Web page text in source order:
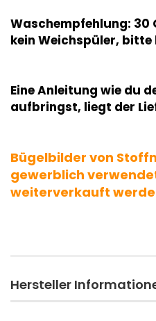
Waschempfehlung: 30
kein Weichspüler, bitte
Eine Anleitung wie du
aufbringst, liegt der
Bügelbilder von
gewerblich
weiterverkauft
Hersteller